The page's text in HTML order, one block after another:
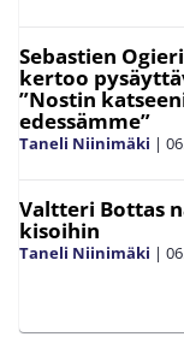
Sebastien
kertoo
”Nostin
edessämme”
Taneli Niinimäki |
Valtteri Bottas
kisoihin
Taneli Niinimäki |